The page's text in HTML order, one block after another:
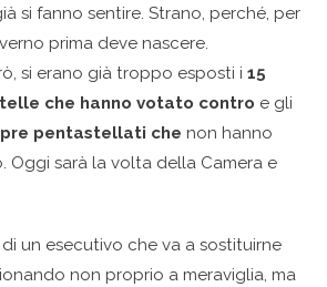
si fanno sentire. Strano, perché, per
prima deve nascere.
si erano già troppo esposti i 15
che hanno votato contro e gli
pentastellati che non hanno
Oggi sarà la volta della Camera e
un esecutivo che va a sostituirne
non proprio a meraviglia, ma